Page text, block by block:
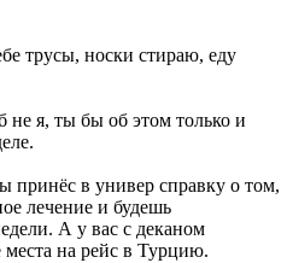
трусы, носки стираю, еду
не я, ты бы об этом только и
принёс в универ справку о том,
лечение и будешь
А у вас с деканом
места на рейс в Турцию.